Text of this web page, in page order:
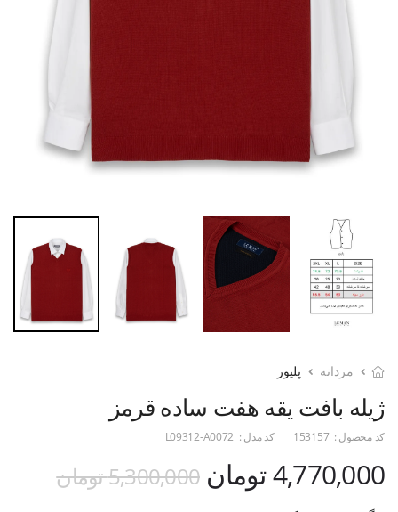
مردانه پلیور
ژیله بافت یقه هفت ساده قرمز
کد محصول : 153157 کد مدل : L09312-A0072
4,770,000 تومان 5,300,000 تومان